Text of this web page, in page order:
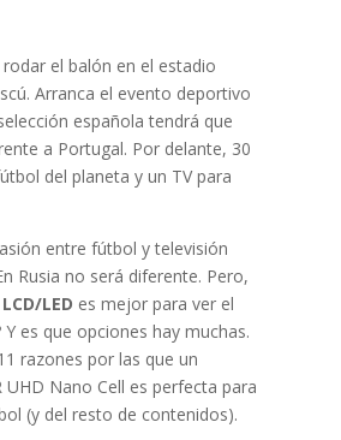
el balón en el estadio
Arranca el evento deportivo
española tendrá que
a Portugal. Por delante, 30
del planeta y un TV para
entre fútbol y televisión
Rusia no será diferente. Pero,
LED es mejor para ver el
es que opciones hay muchas.
razones por las que un
UHD Nano Cell es perfecta para
(y del resto de contenidos).